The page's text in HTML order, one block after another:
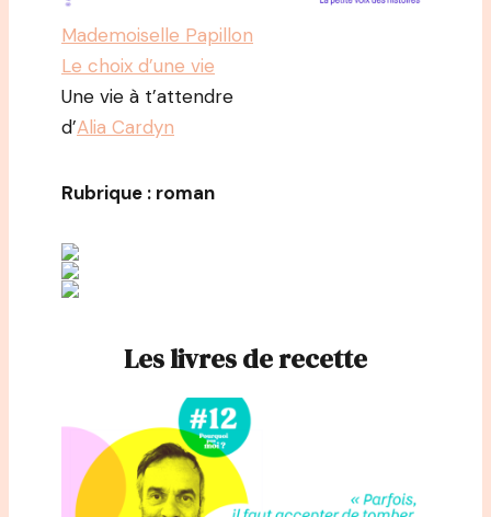
Mademoiselle Papillon
Le choix d’une vie
Une vie à t’attendre
d’Alia Cardyn
Rubrique : roman
Les livres de recette